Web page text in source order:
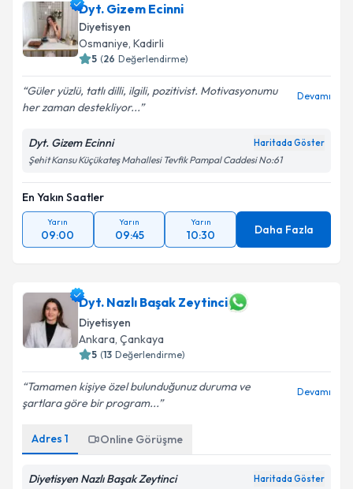
Dyt. Gizem Ecinni
Diyetisyen
Osmaniye, Kadirli
5 (26 Değerlendirme)
Güler yüzlü, tatlı dilli, ilgili, pozitivist. Motivasyonumu
her zaman destekliyor...
Devamı
Dyt. Gizem Ecinni Haritada Göster
Şehit Kansu Küçükateş Mahallesi Tevfik Pampal Caddesi No:61
En Yakın Saatler
Yarın
09:00
Yarın
09:45
Yarın
10:30 Daha Fazla
Dyt. Nazlı Başak Zeytinci
Diyetisyen
Ankara, Çankaya
5 (13 Değerlendirme)
Tamamen kişiye özel bulunduğunuz duruma ve
şartlara göre bir program...
Devamı
Adres 1 Online Görüşme
Diyetisyen Nazlı Başak Zeytinci Haritada Göster